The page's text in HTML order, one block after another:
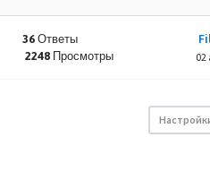
36 Ответы
2248 Просмотры
02